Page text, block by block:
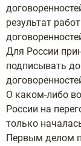
результат
Для России
подписывать
О каком-либо
России на
только
Первым делом